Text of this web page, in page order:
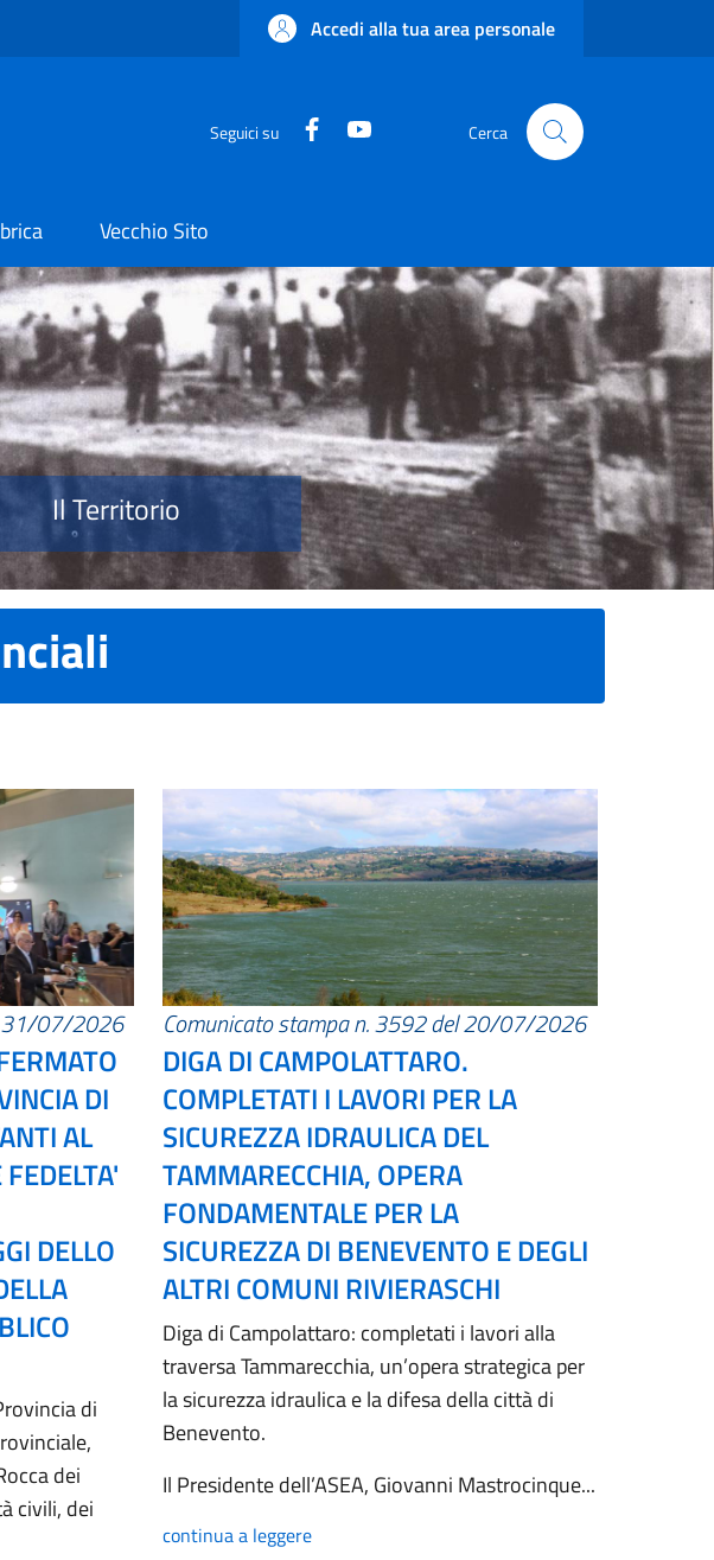
Accedi alla tua area personale
Seguici su Facebook Cerca
Vecchio Sito
Il Territorio
31/07/2026
DI
AL
DELLO
di
dei
civili, dei
Comunicato stampa n. 3592 del 20/07/2026
DIGA DI CAMPOLATTARO.
COMPLETATI I LAVORI PER LA
SICUREZZA IDRAULICA DEL
TAMMARECCHIA, OPERA
FONDAMENTALE PER LA
SICUREZZA DI BENEVENTO E DEGLI
ALTRI COMUNI RIVIERASCHI
Diga di Campolattaro: completati i lavori alla
traversa Tammarecchia, un’opera strategica per
la sicurezza idraulica e la difesa della città di
Benevento.
Il Presidente dell’ASEA, Giovanni Mastrocinque...
continua a leggere